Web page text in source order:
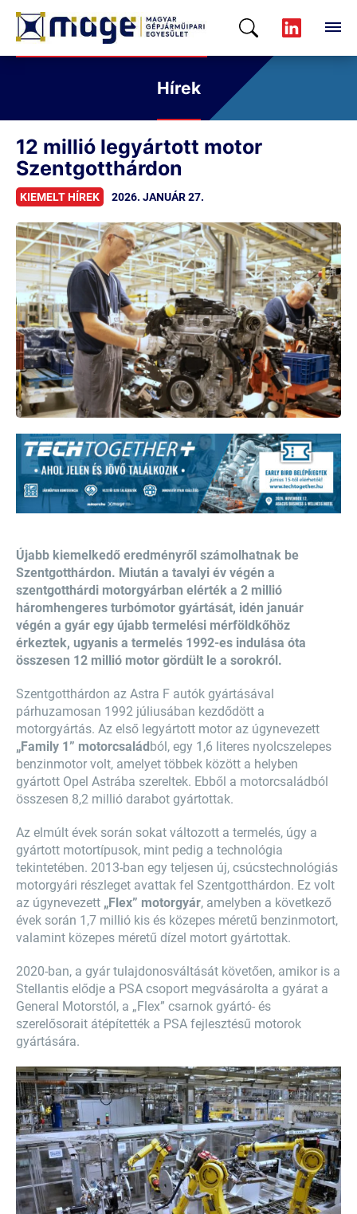
Hírek
12 millió legyártott motor
Szentgotthárdon
KIEMELT HÍREK 2026. JANUÁR 27.
Újabb kiemelkedő eredményről számolhatnak be
Szentgotthárdon. Miután a tavalyi év végén a
szentgotthárdi motorgyárban elérték a 2 millió
háromhengeres turbómotor gyártását, idén január
végén a gyár egy újabb termelési mérföldkőhöz
érkeztek, ugyanis a termelés 1992-es indulása óta
összesen 12 millió motor gördült le a sorokról.
Szentgotthárdon az Astra F autók gyártásával
párhuzamosan 1992 júliusában kezdődött a
motorgyártás. Az első legyártott motor az úgynevezett
„Family 1” motorcsaládból, egy 1,6 literes nyolcszelepes
benzinmotor volt, amelyet többek között a helyben
gyártott Opel Astrába szereltek. Ebből a motorcsaládból
összesen 8,2 millió darabot gyártottak.
Az elmúlt évek során sokat változott a termelés, úgy a
gyártott motortípusok, mint pedig a technológia
tekintetében. 2013-ban egy teljesen új, csúcstechnológiás
motorgyári részleget avattak fel Szentgotthárdon. Ez volt
az úgynevezett „Flex” motorgyár, amelyben a következő
évek során 1,7 millió kis és közepes méretű benzinmotort,
valamint közepes méretű dízel motort gyártottak.
2020-ban, a gyár tulajdonosváltását követően, amikor is a
Stellantis elődje a PSA csoport megvásárolta a gyárat a
General Motorstól, a „Flex” csarnok gyártó- és
szerelősorait átépítették a PSA fejlesztésű motorok
gyártására.